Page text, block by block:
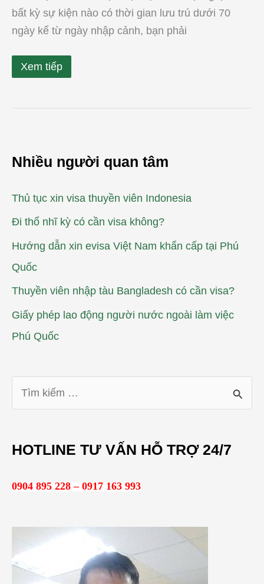
bất kỳ sự kiện nào có thời gian lưu trú dưới 70
ngày kể từ ngày nhập cảnh, bạn phải
Xem tiếp
Nhiều người quan tâm
Thủ tục xin visa thuyền viên Indonesia
Đi thổ nhĩ kỳ có cần visa không?
Hướng dẫn xin evisa Việt Nam khẩn cấp tại Phú
Quốc
Thuyền viên nhập tàu Bangladesh có cần visa?
Giấy phép lao động người nước ngoài làm việc
Phú Quốc
i
m
HOTLINE TƯ VẤN HỖ TRỢ 24/7
0904 895 228 – 0917 163 993